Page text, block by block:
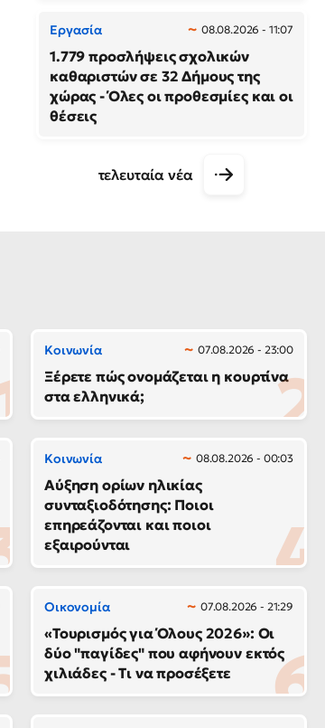
Εργασία 08.08.2026 - 11:07
1.779 προσλήψεις σχολικών
καθαριστών σε 32 Δήμους της
χώρας - Όλες οι προθεσμίες και οι
θέσεις
τελευταία νέα
Κοινωνία 07.08.2026 - 23:00
Ξέρετε πώς ονομάζεται η κουρτίνα
στα ελληνικά;
Κοινωνία 08.08.2026 - 00:03
Αύξηση ορίων ηλικίας
συνταξιοδότησης: Ποιοι
επηρεάζονται και ποιοι
εξαιρούνται
Οικονομία 07.08.2026 - 21:29
«Τουρισμός για Όλους 2026»: Οι
δύο "παγίδες" που αφήνουν εκτός
χιλιάδες - Τι να προσέξετε